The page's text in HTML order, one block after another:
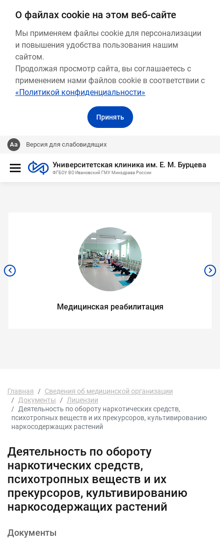
О файлах cookie на этом веб-сайте
Мы применяем файлы cookie для персонализации
и повышения удобства пользования нашим
сайтом.
Продолжая просмотр сайта, вы соглашаетесь с
применением нами файлов cookie в соответствии с
«Политикой конфиденциальности»
Принять
Версия для слабовидящих
Университетская клиника им. Е. М. Бурцева
ФГБОУ ВО Ивановский ГМУ Минздрава России
Медицинская реабилитация
Главная
Сведения об медицинской организации
Документы
Лицензии
Деятельность по обороту наркотических средств,
психотропных веществ и их прекурсоров, культивированию
наркосодержащих растений
Деятельность по обороту
наркотических средств,
психотропных веществ и их
прекурсоров, культивированию
наркосодержащих растений
Документы